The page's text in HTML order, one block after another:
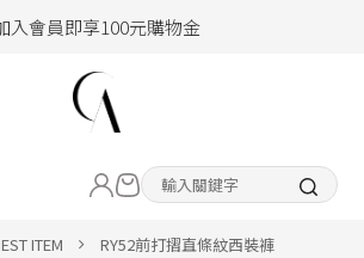
入會員即享100元購物金
新品大上架！把時髦變成日常
加入會員即享100元購物金
ITEM RY52前打摺直條紋西裝褲